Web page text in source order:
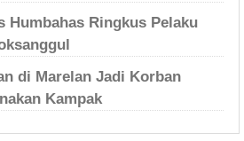
Humbahas Ringkus Pelaku
di Marelan Jadi Korban
Kampak